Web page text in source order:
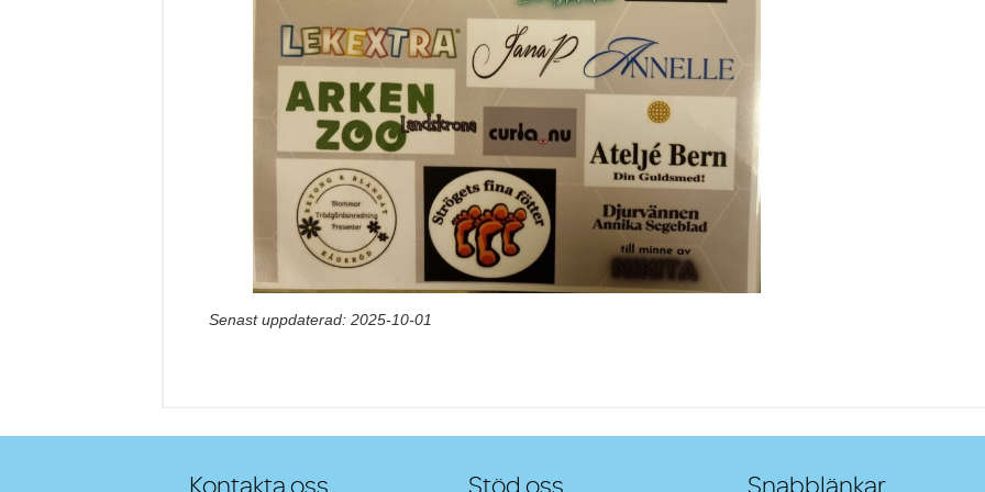
Senast uppdaterad: 2025-10-01
Kontakta oss Stöd oss Snabblänkar